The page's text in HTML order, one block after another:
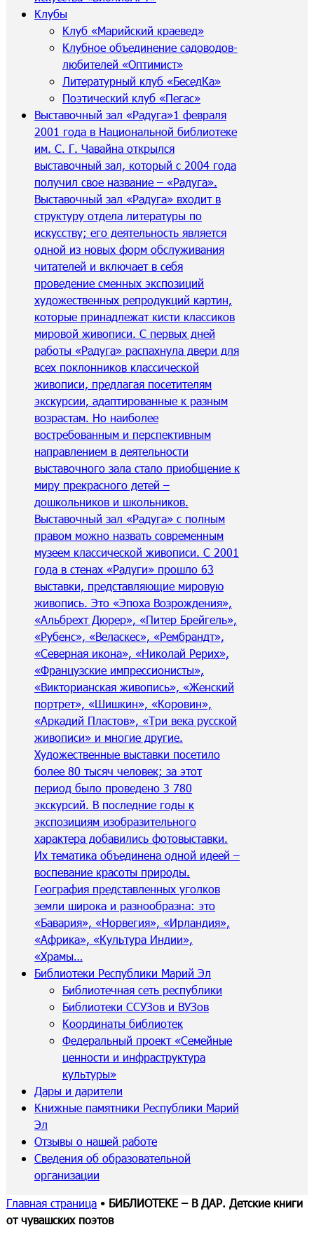
Клубы
Клуб «Марийский краевед»
Клубное объединение садоводов-
любителей «Оптимист»
Литературный клуб «БеседКа»
Поэтический клуб «Пегас»
Выставочный зал «Радуга»1 февраля
2001 года в Национальной библиотеке
им. С. Г. Чавайна открылся
выставочный зал, который с 2004 года
получил свое название – «Радуга».
Выставочный зал «Радуга» входит в
структуру отдела литературы по
искусству; его деятельность является
одной из новых форм обслуживания
читателей и включает в себя
проведение сменных экспозиций
художественных репродукций картин,
которые принадлежат кисти классиков
мировой живописи. С первых дней
работы «Радуга» распахнула двери для
всех поклонников классической
живописи, предлагая посетителям
экскурсии, адаптированные к разным
возрастам. Но наиболее
востребованным и перспективным
направлением в деятельности
выставочного зала стало приобщение к
миру прекрасного детей –
дошкольников и школьников.
Выставочный зал «Радуга» с полным
правом можно назвать современным
музеем классической живописи. С 2001
года в стенах «Радуги» прошло 63
выставки, представляющие мировую
живопись. Это «Эпоха Возрождения»,
«Альбрехт Дюрер», «Питер Брейгель»,
«Рубенс», «Веласкес», «Рембрандт»,
«Северная икона», «Николай Рерих»,
«Французские импрессионисты»,
«Викторианская живопись», «Женский
портрет», «Шишкин», «Коровин»,
«Аркадий Пластов», «Три века русской
живописи» и многие другие.
Художественные выставки посетило
более 80 тысяч человек; за этот
период было проведено 3 780
экскурсий. В последние годы к
экспозициям изобразительного
характера добавились фотовыставки.
Их тематика объединена одной идеей –
воспевание красоты природы.
География представленных уголков
земли широка и разнообразна: это
«Бавария», «Норвегия», «Ирландия»,
«Африка», «Культура Индии»,
«Храмы…
Библиотеки Республики Марий Эл
Библиотечная сеть республики
Библиотеки ССУЗов и ВУЗов
Координаты библиотек
Федеральный проект «Семейные
ценности и инфраструктура
культуры»
Дары и дарители
Книжные памятники Республики Марий
Эл
Отзывы о нашей работе
Сведения об образовательной
организации
Главная страница• БИБЛИОТЕКЕ – В ДАР. Детские книги
от чувашских поэтов